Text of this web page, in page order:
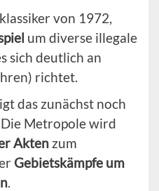
von 1972,
um diverse illegale
sich deutlich an
richtet.
das zunächst noch
Metropole wird
Akten zum
Gebietskämpfe um
.